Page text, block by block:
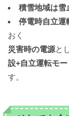
積雪地域は雪
停電時自立運
おく
災害時の電源と
設+自立運転モ
す。